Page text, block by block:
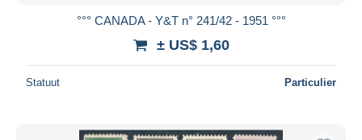
°°° CANADA - Y&T n° 241/42 - 1951 °°°
± US$ 1,60
Statuut Particulier